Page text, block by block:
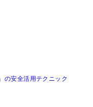
安全活用テクニック